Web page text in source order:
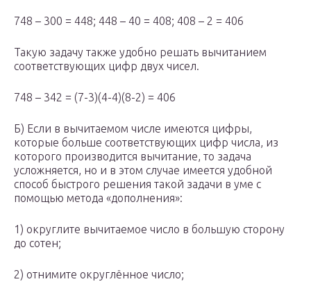
748 – 300 = 448; 448 – 40 = 408; 408 – 2 = 406
Такую задачу также удобно решать вычитанием
соответствующих цифр двух чисел.
748 – 342 = (7-3)(4-4)(8-2) = 406
Б) Если в вычитаемом числе имеются цифры,
которые больше соответствующих цифр числа, из
которого производится вычитание, то задача
усложняется, но и в этом случае имеется удобной
способ быстрого решения такой задачи в уме с
помощью метода «дополнения»:
1) округлите вычитаемое число в большую сторону
до сотен;
2) отнимите округлённое число;